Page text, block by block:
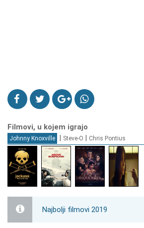
Filmovi, u kojem igrajo
Johnny Knoxville | Steve-O | Chris Pontius
Najbolji filmovi 2019